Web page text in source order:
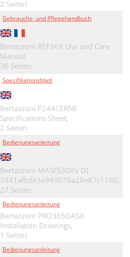
2 Seiten
Gebrauchs- und Pflegehandbuch
Bertazzoni REF36X Use and Care
Manual,
36 Seiten
Spezifikationsblatt
Bertazzoni P244CERNE
Specifications Sheet,
2 Seiten
Bedienungsanleitung
Bertazzoni MASFS30XV DL
3441afbde3e94967ba26e87c1160,
27 Seiten
Bedienungsanleitung
Bertazzoni PRO365GASX
Installation Drawings,
1 Seiten
Bedienungsanleitung